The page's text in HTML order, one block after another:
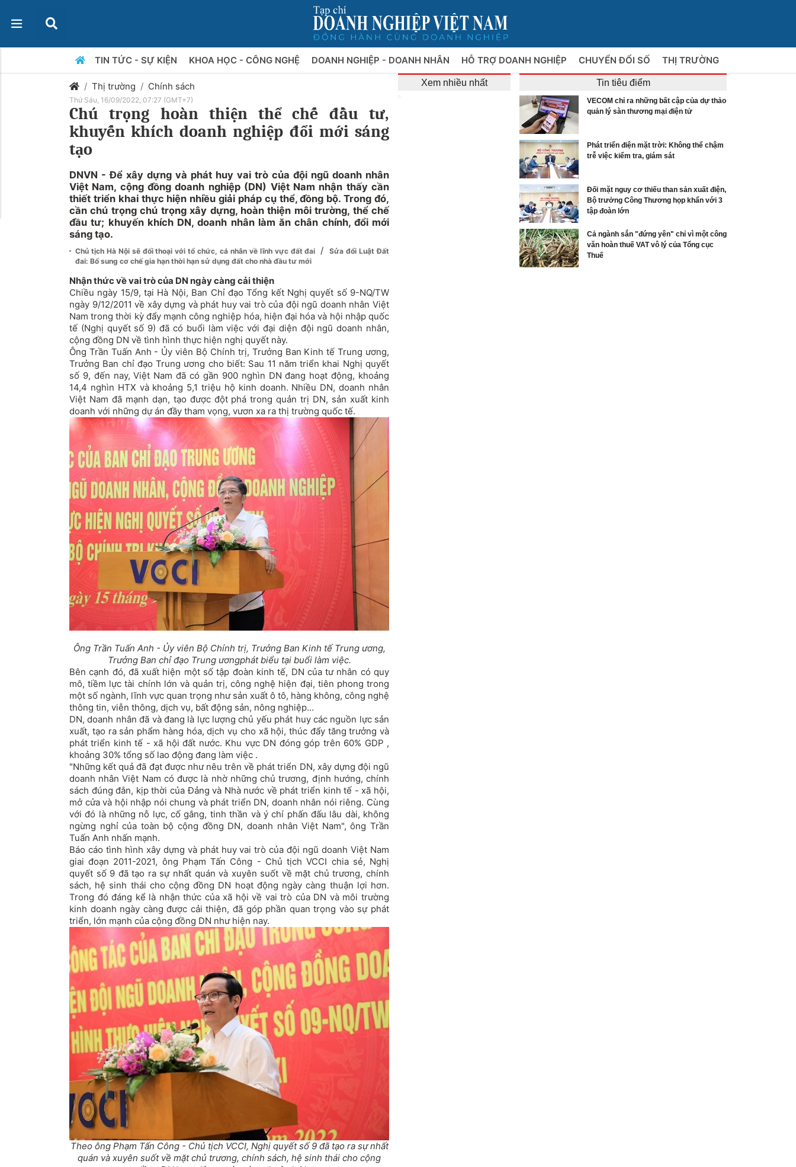
TIN TỨC - SỰ KIỆN KHOA HỌC - CÔNG NGHỆ DOANH NGHIỆP - DOANH NHÂN HỖ TRỢ DOANH NGHIỆP CHUYỂN ĐỔI SỐ THỊ TRƯỜNG
Thị trường Chính sách
Thứ Sáu, 16/09/2022, 07:27 (GMT+7)
Chú trọng hoàn thiện thể chế đầu tư,
khuyến khích doanh nghiệp đổi mới sáng
tạo
DNVN - Để xây dựng và phát huy vai trò của đội ngũ doanh nhân
Việt Nam, cộng đồng doanh nghiệp (DN) Việt Nam nhận thấy cần
thiết triển khai thực hiện nhiều giải pháp cụ thể, đồng bộ. Trong đó,
cần chú trọng chú trọng xây dựng, hoàn thiện môi trường, thể chế
đầu tư; khuyến khích DN, doanh nhân làm ăn chân chính, đổi mới
sáng tạo.
Chủ tịch Hà Nội sẽ đối thoại với tổ chức, cá nhân về lĩnh vực đất đai /
Sửa đổi Luật Đất
đai: Bổ sung cơ chế gia hạn thời hạn sử dụng đất cho nhà đầu tư mới
Nhận thức về vai trò của DN ngày càng cải thiện
Chiều ngày 15/9, tại Hà Nội, Ban Chỉ đạo Tổng kết Nghị quyết số 9-NQ/TW
ngày 9/12/2011 về xây dựng và phát huy vai trò của đội ngũ doanh nhân Việt
Nam trong thời kỳ đẩy mạnh công nghiệp hóa, hiện đại hóa và hội nhập quốc
tế (Nghị quyết số 9) đã có buổi làm việc với đại diện đội ngũ doanh nhân,
cộng đồng DN về tình hình thực hiện nghị quyết này.
Ông Trần Tuấn Anh - Ủy viên Bộ Chính trị, Trưởng Ban Kinh tế Trung ương,
Trưởng Ban chỉ đạo Trung ương cho biết: Sau 11 năm triển khai Nghị quyết
số 9, đến nay, Việt Nam đã có gần 900 nghìn DN đang hoạt động, khoảng
14,4 nghìn HTX và khoảng 5,1 triệu hộ kinh doanh. Nhiều DN, doanh nhân
Việt Nam đã mạnh dạn, tạo được đột phá trong quản trị DN, sản xuất kinh
doanh với những dự án đầy tham vọng, vươn xa ra thị trường quốc tế.
Ông Trần Tuấn Anh - Ủy viên Bộ Chính trị, Trưởng Ban Kinh tế Trung ương,
Trưởng Ban chỉ đạo Trung ươngphát biểu tại buổi làm việc.
Bên cạnh đó, đã xuất hiện một số tập đoàn kinh tế, DN của tư nhân có quy
mô, tiềm lực tài chính lớn và quản trị, công nghệ hiện đại, tiên phong trong
một số ngành, lĩnh vực quan trọng như sản xuất ô tô, hàng không, công nghệ
thông tin, viễn thông, dịch vụ, bất động sản, nông nghiệp...
DN, doanh nhân đã và đang là lực lượng chủ yếu phát huy các nguồn lực sản
xuất, tạo ra sản phẩm hàng hóa, dịch vụ cho xã hội, thúc đẩy tăng trưởng và
phát triển kinh tế - xã hội đất nước. Khu vực DN đóng góp trên 60% GDP ,
khoảng 30% tổng số lao động đang làm việc .
"Những kết quả đã đạt được như nêu trên về phát triển DN, xây dựng đội ngũ
doanh nhân Việt Nam có được là nhờ những chủ trương, định hướng, chính
sách đúng đắn, kịp thời của Đảng và Nhà nước về phát triển kinh tế - xã hội,
mở cửa và hội nhập nói chung và phát triển DN, doanh nhân nói riêng. Cùng
với đó là những nỗ lực, cố gắng, tinh thần và ý chí phấn đấu lâu dài, không
ngừng nghỉ của toàn bộ cộng đồng DN, doanh nhân Việt Nam", ông Trần
Tuấn Anh nhấn mạnh.
Báo cáo tình hình xây dựng và phát huy vai trò của đội ngũ doanh Việt Nam
giai đoạn 2011-2021, ông Phạm Tấn Công - Chủ tịch VCCI chia sẻ, Nghị
quyết số 9 đã tạo ra sự nhất quán và xuyên suốt về mặt chủ trương, chính
sách, hệ sinh thái cho cộng đồng DN hoạt động ngày càng thuận lợi hơn.
Trong đó đáng kể là nhận thức của xã hội về vai trò của DN và môi trường
kinh doanh ngày càng được cải thiện, đã góp phần quan trọng vào sự phát
triển, lớn mạnh của cộng đồng DN như hiện nay.
Theo ông Phạm Tấn Công - Chủ tịch VCCI, Nghị quyết số 9 đã tạo ra sự nhất
quán và xuyên suốt về mặt chủ trương, chính sách, hệ sinh thái cho cộng
Xem nhiều nhất Tin tiêu điểm
VECOM chỉ ra những bất cập của dự thảo
quản lý sàn thương mại điện tử
Phát triển điện mặt trời: Không thể chậm
trễ việc kiểm tra, giám sát
Đối mặt nguy cơ thiếu than sản xuất điện,
Bộ trưởng Công Thương họp khẩn với 3
tập đoàn lớn
Cả ngành sắn "đứng yên" chỉ vì một công
văn hoàn thuế VAT vô lý của Tổng cục
Thuế